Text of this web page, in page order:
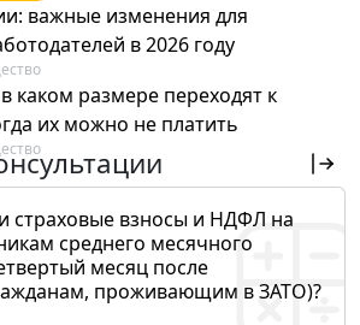
важные изменения для
в 2026 году
каком размере переходят к
их можно не платить
страховые взносы и НДФЛ на
среднего месячного
месяц после
проживающим в ЗАТО)?